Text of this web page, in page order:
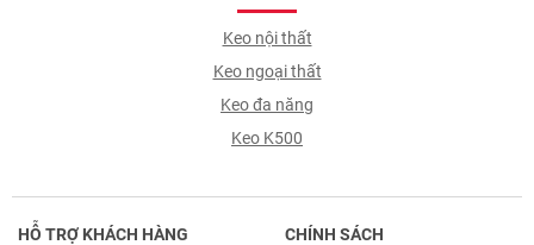
Keo nội thất
Keo ngoại thất
Keo đa năng
Keo K500
HỖ TRỢ KHÁCH HÀNG CHÍNH SÁCH